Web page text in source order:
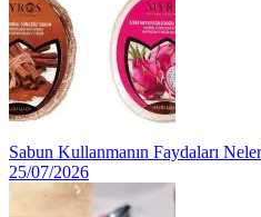
Sabun Kullanmanın Faydaları
25/07/2026